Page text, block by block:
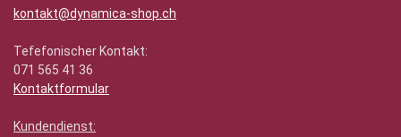
kontakt@dynamica-shop.ch
Tefefonischer Kontakt:
071 565 41 36
Kontaktformular
Kundendienst: